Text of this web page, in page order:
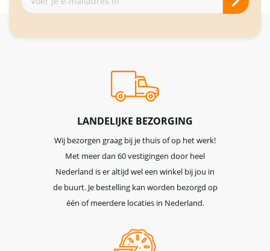
je
LANDELIJKE BEZORGING
Wij bezorgen graag bij je thuis of op het werk!
Met meer dan 60 vestigingen door heel
Nederland is er altijd wel een winkel bij jou in
de buurt. Je bestelling kan worden bezorgd op
één of meerdere locaties in Nederland.